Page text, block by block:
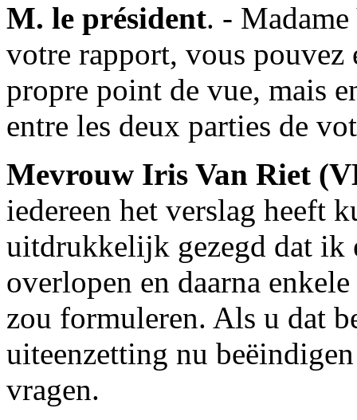
M. le président. -
votre rapport, vous
propre point de vue, mais
entre les deux parties de
Mevrouw Iris Van Riet
iedereen het verslag heeft
uitdrukkelijk gezegd dat ik
overlopen en daarna
zou formuleren. Als u dat
uiteenzetting nu
vragen.